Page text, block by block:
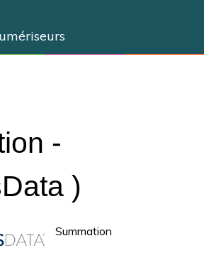
-
)
Summation